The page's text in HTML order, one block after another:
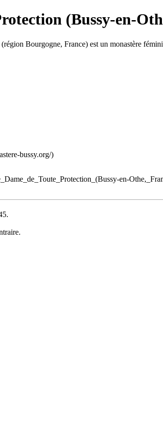
(Bussy-en-
(région Bourgogne, France) est un monastère
en-